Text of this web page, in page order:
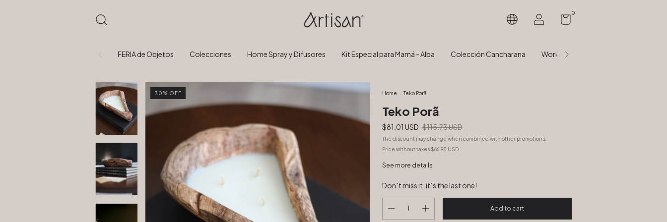
0
FERIA de Objetos Colecciones Home Spray y Difusores Kit Especial para Mamá - Alba Colección Cancharana Workshops Presenciales velas &
30% OFF Home Teko Porã
Teko Porã
$81.01 USD $115.73 USD
The discount may change when combined with other promotions.
Price without taxes $66.95 USD
See more details
Don´t miss it, it´s the last one!